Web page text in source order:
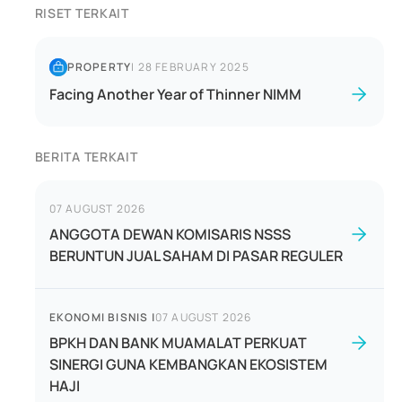
RISET TERKAIT
PROPERTY| 28 FEBRUARY 2025
Facing Another Year of Thinner NIMM
BERITA TERKAIT
07 AUGUST 2026
ANGGOTA DEWAN KOMISARIS NSSS
BERUNTUN JUAL SAHAM DI PASAR REGULER
EKONOMI BISNIS |07 AUGUST 2026
BPKH DAN BANK MUAMALAT PERKUAT
SINERGI GUNA KEMBANGKAN EKOSISTEM
HAJI